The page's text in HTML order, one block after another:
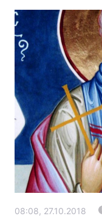
08:08, 27.10.2018